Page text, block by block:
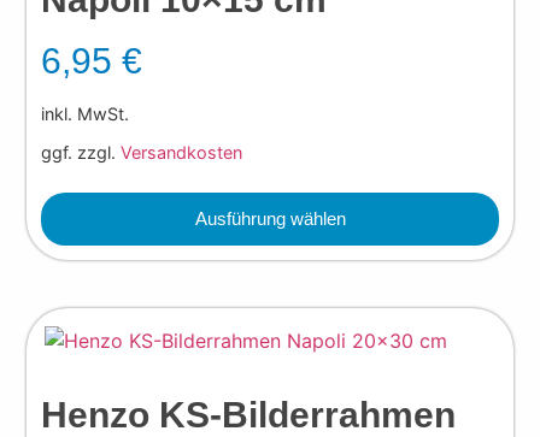
6,95€
inkl. MwSt.
ggf. zzgl.Versandkosten
Ausführung wählen
Henzo KS-Bilderrahmen